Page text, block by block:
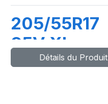
205/55R17
95V XL
PRIMACY 5
Détails du Produit